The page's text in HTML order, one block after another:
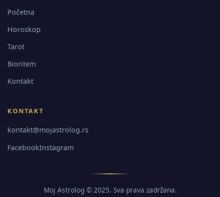
Početna
Horoskop
Tarot
Bioritem
Kontakt
KONTAKT
kontakt@mojastrolog.rs
FacebookInstagram
Moj Astrolog © 2025. Sva prava zadržana.